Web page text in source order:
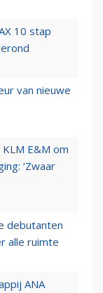
10 stap
van nieuwe
E&M om
‘Zwaar
debutanten
alle ruimte
ANA